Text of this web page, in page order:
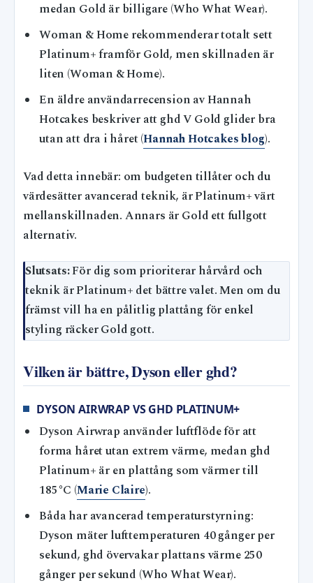
medan Gold är billigare (Who What Wear).
Woman & Home rekommenderar totalt sett
Platinum+ framför Gold, men skillnaden är
liten (Woman & Home).
En äldre användarrecension av Hannah
Hotcakes beskriver att ghd V Gold glider bra
utan att dra i håret (Hannah Hotcakes blog).
Vad detta innebär: om budgeten tillåter och du
värdesätter avancerad teknik, är Platinum+ värt
mellanskillnaden. Annars är Gold ett fullgott
alternativ.
Slutsats:För dig som prioriterar hårvård och
teknik är Platinum+ det bättre valet. Men om du
främst vill ha en pålitlig plattång för enkel
styling räcker Gold gott.
Vilken är bättre, Dyson eller ghd?
DYSON AIRWRAP VS GHD PLATINUM+
Dyson Airwrap använder luftflöde för att
forma håret utan extrem värme, medan ghd
Platinum+ är en plattång som värmer till
185°C (Marie Claire).
Båda har avancerad temperaturstyrning:
Dyson mäter lufttemperaturen 40 gånger per
sekund, ghd övervakar plattans värme 250
gånger per sekund (Who What Wear).